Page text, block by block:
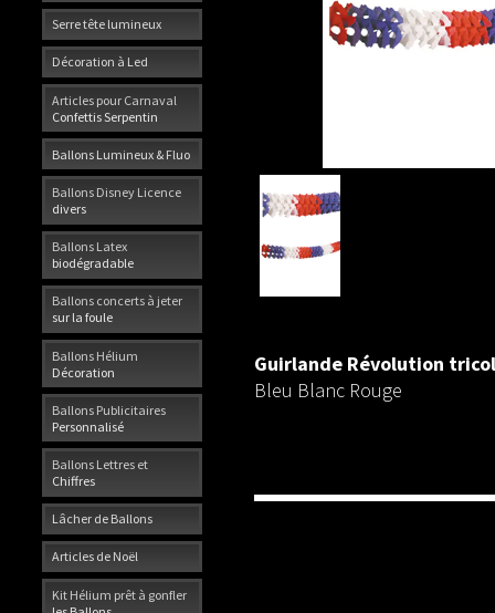
Serre tête lumineux
Décoration à Led
Articles pour Carnaval
Confettis Serpentin
Ballons Lumineux & Fluo
Ballons Disney Licence
divers
Ballons Latex
biodégradable
Ballons concerts à jeter
sur la foule
Ballons Hélium
Décoration
Ballons Publicitaires
Personnalisé
Ballons Lettres et
Chiffres
Lâcher de Ballons
Articles de Noël
Kit Hélium prêt à gonfler
Guirlande Révolution
Bleu Blanc Rouge